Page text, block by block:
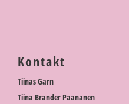
Kontakt
Tiinas Garn
Tiina Brander Paananen